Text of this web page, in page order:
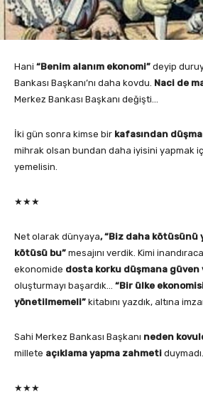
Hani “Benim alanım ekonomi” deyip
Bankası Başkanı’nı daha kovdu. Naci de
Merkez Bankası Başkanı değişti…
İki gün sonra kimse bir kafasından
mihrak olsan bundan daha iyisini yapmak
yemelisin.
★★★
Net olarak dünyaya, “Biz daha kötüsünü
kötüsü bu” mesajını verdik. Kimi
ekonomide dosta korku düşmana güven
oluşturmayı başardık… “Bir ülke
yönetilmemeli” kitabını yazdık, altına
Sahi Merkez Bankası Başkanı neden
millete açıklama yapma zahmeti
★★★